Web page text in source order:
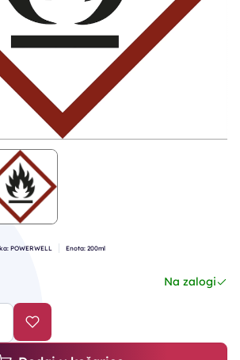
POWERWELL Enota: 200ml
Na zalogi